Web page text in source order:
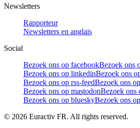
Newsletters
Rapporteur
Newsletters en anglais
Social
Bezoek ons op facebookBezoek ons
Bezoek ons op linkedinBezoek ons
Bezoek ons op rss-feedBezoek ons
Bezoek ons op mastodonBezoek ons
Bezoek ons op blueskyBezoek ons
© 2026 Euractiv FR. All rights reserved.